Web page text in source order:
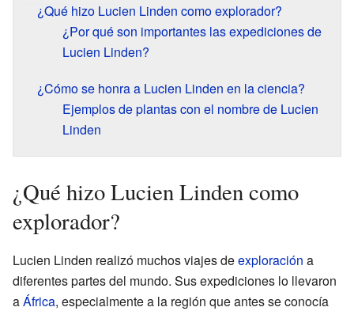
¿Qué hizo Lucien Linden como explorador?
¿Por qué son importantes las expediciones de
Lucien Linden?
¿Cómo se honra a Lucien Linden en la ciencia?
Ejemplos de plantas con el nombre de Lucien
Linden
¿Qué hizo Lucien Linden como
explorador?
Lucien Linden realizó muchos viajes deexploración a
diferentes partes del mundo. Sus expediciones lo llevaron
aÁfrica, especialmente a la región que antes se conocía